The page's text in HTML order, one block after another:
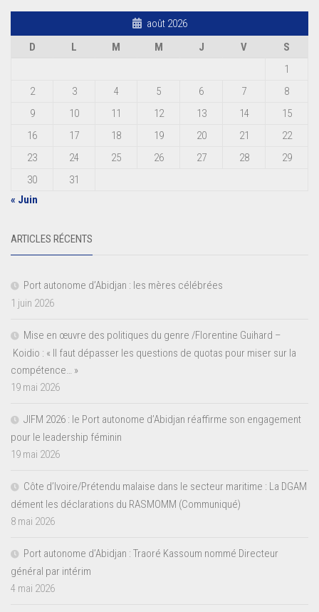
août 2026
D
L M M J V
S
1
2
3 4 5 6 7
8
9
10 11 12 13 14
15
16
17 18 19 20 21
22
23
24 25 26 27 28
29
30
31
« Juin
ARTICLES RÉCENTS
Port autonome d’Abidjan : les mères célébrées
1 juin 2026
Mise en œuvre des politiques du genre /Florentine Guihard –
Koidio : « Il faut dépasser les questions de quotas pour miser sur la
compétence… »
19 mai 2026
JIFM 2026 : le Port autonome d’Abidjan réaffirme son engagement
pour le leadership féminin
19 mai 2026
Côte d’Ivoire/Prétendu malaise dans le secteur maritime : La DGAM
dément les déclarations du RASMOMM (Communiqué)
8 mai 2026
Port autonome d’Abidjan : Traoré Kassoum nommé Directeur
général par intérim
4 mai 2026